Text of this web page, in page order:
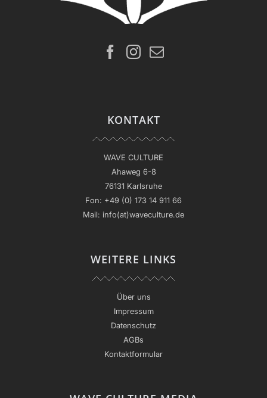
KONTAKT
WAVE CULTURE
Ahaweg 6-8
76131 Karlsruhe
Fon: +49 (0) 173 14 911 66
Mail: info(at)waveculture.de
WEITERE LINKS
Über uns
Impressum
Datenschutz
AGBs
Kontaktformular